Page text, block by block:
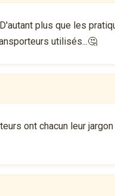
plus que les
utilisés...🤔
ont chacun leur